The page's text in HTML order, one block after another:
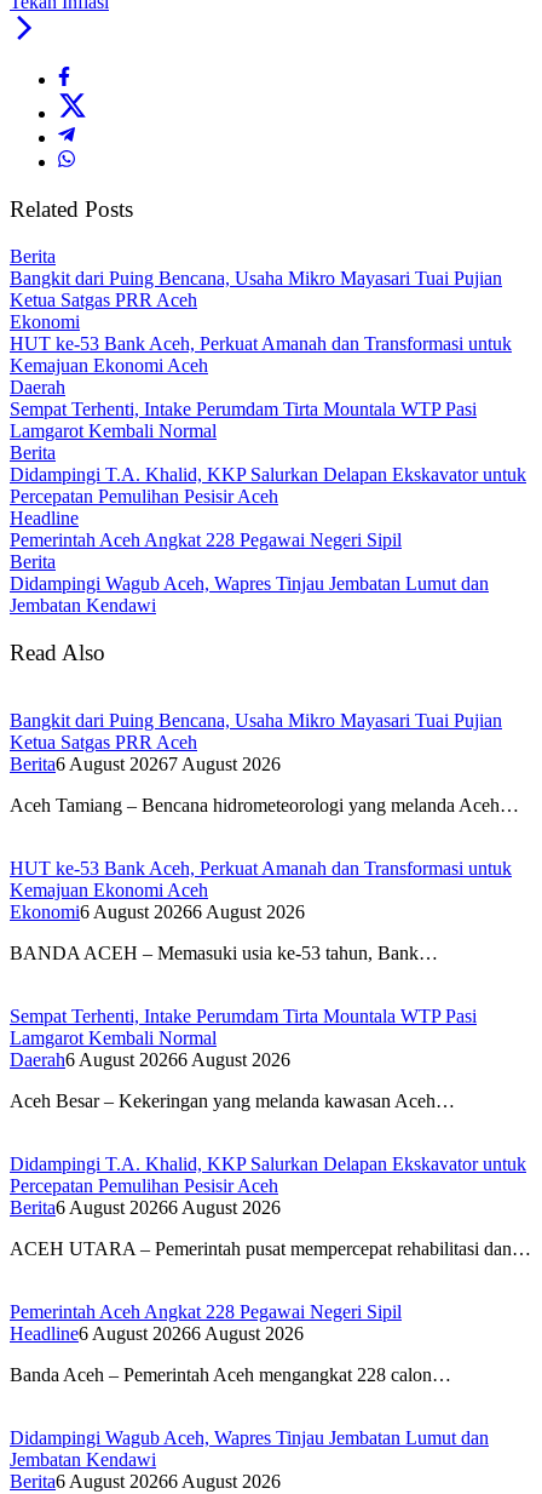
Related Posts
Berita
Bangkit dari Puing Bencana, Usaha Mikro Mayasari Tuai Pujian
Ketua Satgas PRR Aceh
Ekonomi
HUT ke-53 Bank Aceh, Perkuat Amanah dan Transformasi untuk
Kemajuan Ekonomi Aceh
Daerah
Sempat Terhenti, Intake Perumdam Tirta Mountala WTP Pasi
Lamgarot Kembali Normal
Berita
Didampingi T.A. Khalid, KKP Salurkan Delapan Ekskavator untuk
Percepatan Pemulihan Pesisir Aceh
Headline
Pemerintah Aceh Angkat 228 Pegawai Negeri Sipil
Berita
Didampingi Wagub Aceh, Wapres Tinjau Jembatan Lumut dan
Jembatan Kendawi
Read Also
Bangkit dari Puing Bencana, Usaha Mikro Mayasari Tuai Pujian
Ketua Satgas PRR Aceh
Berita6 August 20267 August 2026
Aceh Tamiang – Bencana hidrometeorologi yang melanda Aceh…
HUT ke-53 Bank Aceh, Perkuat Amanah dan Transformasi untuk
Kemajuan Ekonomi Aceh
Ekonomi6 August 20266 August 2026
BANDA ACEH – Memasuki usia ke-53 tahun, Bank…
Sempat Terhenti, Intake Perumdam Tirta Mountala WTP Pasi
Lamgarot Kembali Normal
Daerah6 August 20266 August 2026
Aceh Besar – Kekeringan yang melanda kawasan Aceh…
Didampingi T.A. Khalid, KKP Salurkan Delapan Ekskavator untuk
Percepatan Pemulihan Pesisir Aceh
Berita6 August 20266 August 2026
ACEH UTARA – Pemerintah pusat mempercepat rehabilitasi dan…
Pemerintah Aceh Angkat 228 Pegawai Negeri Sipil
Headline6 August 20266 August 2026
Banda Aceh – Pemerintah Aceh mengangkat 228 calon…
Didampingi Wagub Aceh, Wapres Tinjau Jembatan Lumut dan
Jembatan Kendawi
Berita6 August 20266 August 2026